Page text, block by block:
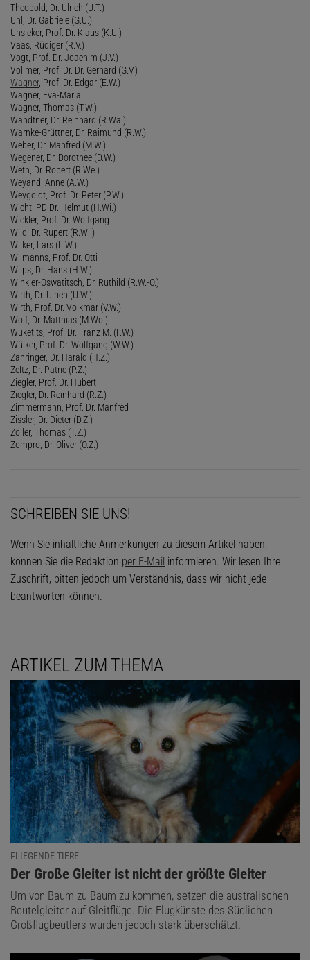
Theopold, Dr. Ulrich (U.T.)
Uhl, Dr. Gabriele (G.U.)
Unsicker, Prof. Dr. Klaus (K.U.)
Vaas, Rüdiger (R.V.)
Vogt, Prof. Dr. Joachim (J.V.)
Vollmer, Prof. Dr. Dr. Gerhard (G.V.)
Wagner, Prof. Dr. Edgar (E.W.)
Wagner, Eva-Maria
Wagner, Thomas (T.W.)
Wandtner, Dr. Reinhard (R.Wa.)
Warnke-Grüttner, Dr. Raimund (R.W.)
Weber, Dr. Manfred (M.W.)
Wegener, Dr. Dorothee (D.W.)
Weth, Dr. Robert (R.We.)
Weyand, Anne (A.W.)
Weygoldt, Prof. Dr. Peter (P.W.)
Wicht, PD Dr. Helmut (H.Wi.)
Wickler, Prof. Dr. Wolfgang
Wild, Dr. Rupert (R.Wi.)
Wilker, Lars (L.W.)
Wilmanns, Prof. Dr. Otti
Wilps, Dr. Hans (H.W.)
Winkler-Oswatitsch, Dr. Ruthild (R.W.-O.)
Wirth, Dr. Ulrich (U.W.)
Wirth, Prof. Dr. Volkmar (V.W.)
Wolf, Dr. Matthias (M.Wo.)
Wuketits, Prof. Dr. Franz M. (F.W.)
Wülker, Prof. Dr. Wolfgang (W.W.)
Zähringer, Dr. Harald (H.Z.)
Zeltz, Dr. Patric (P.Z.)
Ziegler, Prof. Dr. Hubert
Ziegler, Dr. Reinhard (R.Z.)
Zimmermann, Prof. Dr. Manfred
Zissler, Dr. Dieter (D.Z.)
Zöller, Thomas (T.Z.)
Zompro, Dr. Oliver (O.Z.)
SCHREIBEN SIE UNS!
Wenn Sie inhaltliche Anmerkungen zu diesem Artikel haben,
können Sie die Redaktion per E-Mail informieren. Wir lesen Ihre
Zuschrift, bitten jedoch um Verständnis, dass wir nicht jede
beantworten können.
ARTIKEL ZUM THEMA
FLIEGENDE TIERE
:
Der Große Gleiter ist nicht der größte Gleiter
Um von Baum zu Baum zu kommen, setzen die australischen
Beutelgleiter auf Gleitflüge. Die Flugkünste des Südlichen
Großflugbeutlers wurden jedoch stark überschätzt.